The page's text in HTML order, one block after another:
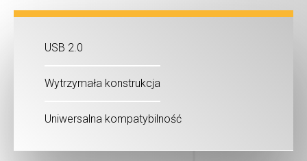
USB 2.0
Wytrzymała konstrukcja
Uniwersalna kompatybilność